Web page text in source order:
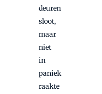
deuren
sloot,
maar
niet
in
paniek
raakte